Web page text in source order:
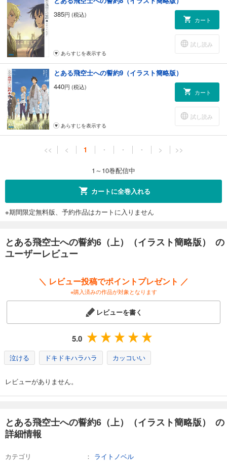
385円 (税込)
カート
試し読み
あらすじを表示する
とある飛空士への誓約9（イラスト簡略版）
440円 (税込)
カート
試し読み
あらすじを表示する
<< < 1 ・ ・ ・ > >>
1～10巻配信中
カートに全巻入れる
※期間限定無料版、予約作品はカートに入りません
とある飛空士への誓約6（上）（イラスト簡略版） の
ユーザーレビュー
＼ レビュー投稿でポイントプレゼント ／
※購入済みの作品が対象となります
レビューを書く
5.0
泣ける ドキドキハラハラ カッコいい
レビューがありません。
とある飛空士への誓約6（上）（イラスト簡略版） の
詳細情報
カテゴリ
ライトノベル